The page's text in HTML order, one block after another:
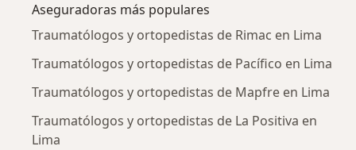
Aseguradoras más populares
Traumatólogos y ortopedistas de Rimac en Lima
Traumatólogos y ortopedistas de Pacífico en Lima
Traumatólogos y ortopedistas de Mapfre en Lima
Traumatólogos y ortopedistas de La Positiva en
Lima